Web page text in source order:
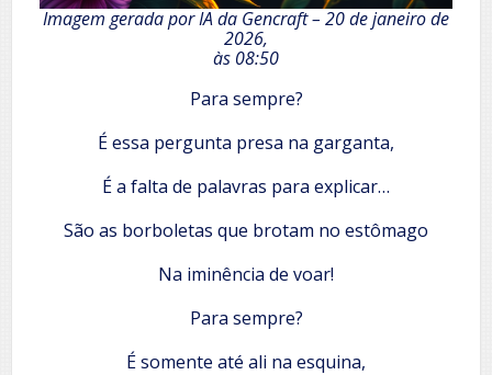
Imagem gerada por IA da Gencraft – 20 de janeiro de
2026,
às 08:50
Para sempre?
É essa pergunta presa na garganta,
É a falta de palavras para explicar…
São as borboletas que brotam no estômago
Na iminência de voar!
Para sempre?
É somente até ali na esquina,